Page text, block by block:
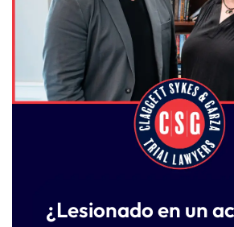
¿Lesionado en un